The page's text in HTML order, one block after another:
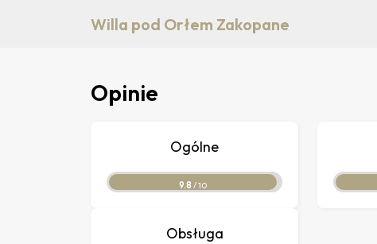
Willa pod Orłem Zakopane
Opinie
Ogólne
9.8 / 10
Obsługa